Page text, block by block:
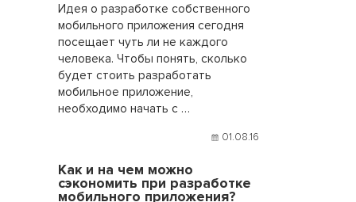
Идея о разработке собственного
мобильного приложения сегодня
посещает чуть ли не каждого
человека. Чтобы понять, сколько
будет стоить разработать
мобильное приложение,
необходимо начать с …
01.08.16
Как и на чем можно
сэкономить при разработке
мобильного приложения?